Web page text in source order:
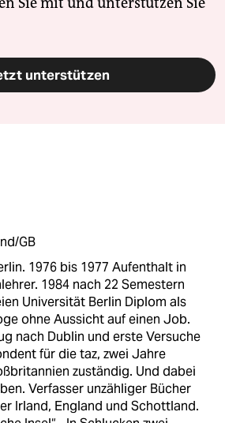
unterstützen
GB
1976 bis 1977 Aufenthalt in
1984 nach 22 Semestern
Universität Berlin Diplom als
ohne Aussicht auf einen Job.
nach Dublin und erste Versuche
für die taz, zwei Jahre
zuständig. Und dabei
Verfasser unzähliger Bücher
Irland, England und Schottland.